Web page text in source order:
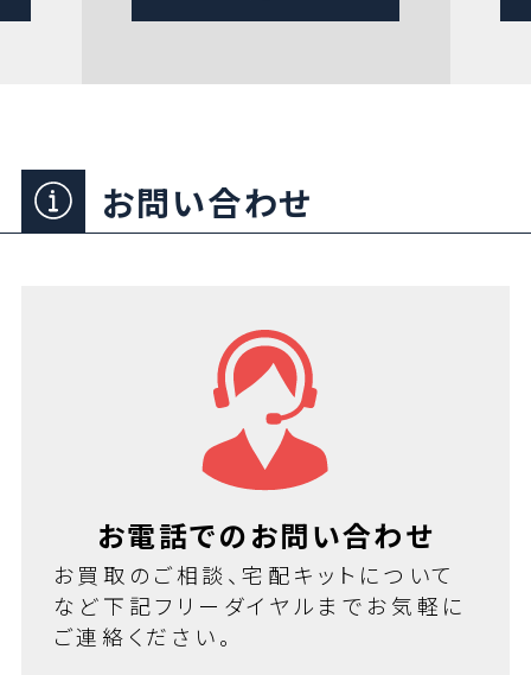
お問い合わせ
お電話でのお問い合わせ
お買取のご相談、宅配キットについて
など下記フリーダイヤルまでお気軽に
ご連絡ください。